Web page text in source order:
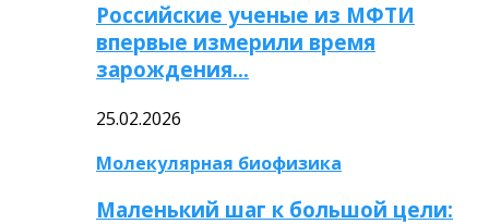
Российские ученые из МФТИ
впервые измерили время
зарождения…
25.02.2026
Молекулярная биофизика
Маленький шаг к большой цели: